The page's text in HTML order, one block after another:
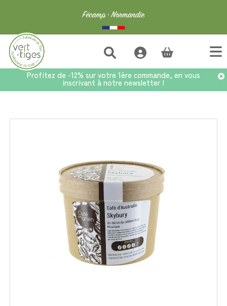
Profitez de -12% sur votre 1ère commande, en vous
inscrivant à notre newsletter !
Cafés d'exception > Café Australie Skybury - Pot 180g